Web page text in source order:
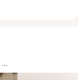
...